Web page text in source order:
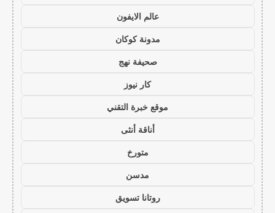
عالم الايفون
مدونة كوكان
صحيفة نهج
كار نيوز
موقع خبرة التقني
أناقة أنثى
متورخ
مدسن
روتانا تسويق